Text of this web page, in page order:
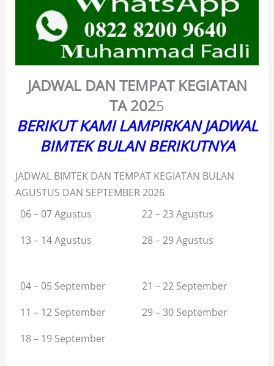
JADWAL DAN TEMPAT KEGIATAN
TA 2025
BERIKUT KAMI LAMPIRKAN JADWAL
BIMTEK BULAN BERIKUTNYA
JADWAL BIMTEK DAN TEMPAT KEGIATAN BULAN
AGUSTUS DAN SEPTEMBER 2026
06 – 07 Agustus
22 – 23 Agustus
13 – 14 Agustus
28 – 29 Agustus
04 – 05 September
21 – 22 September
11 – 12 September
29 – 30 September
18 – 19 September